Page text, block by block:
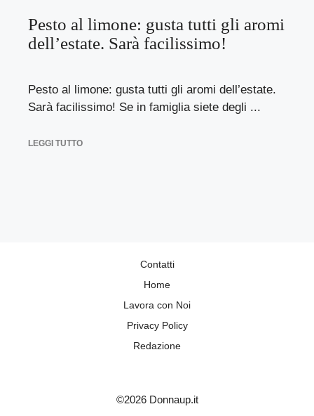
Pesto al limone: gusta tutti gli aromi
dell’estate. Sarà facilissimo!
Pesto al limone: gusta tutti gli aromi dell’estate.
Sarà facilissimo! Se in famiglia siete degli ...
LEGGI TUTTO
Contatti
Home
Lavora con Noi
Privacy Policy
Redazione
©2026 Donnaup.it